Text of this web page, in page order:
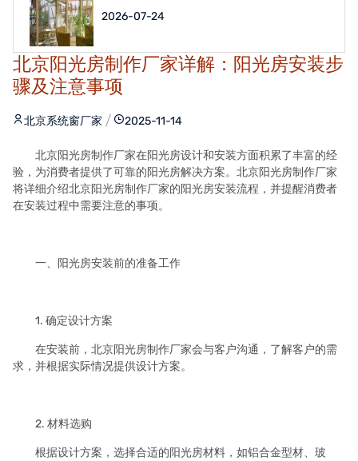
2026-07-24
北京阳光房制作厂家详解：阳光房安装步
骤及注意事项
北京系统窗厂家 2025-11-14
北京阳光房制作厂家在阳光房设计和安装方面积累了丰富的经
验，为消费者提供了可靠的阳光房解决方案。北京阳光房制作厂家
将详细介绍北京阳光房制作厂家的阳光房安装流程，并提醒消费者
在安装过程中需要注意的事项。
一、阳光房安装前的准备工作
1. 确定设计方案
在安装前，北京阳光房制作厂家会与客户沟通，了解客户的需
求，并根据实际情况提供设计方案。
2. 材料选购
根据设计方案，选择合适的阳光房材料，如铝合金型材、玻